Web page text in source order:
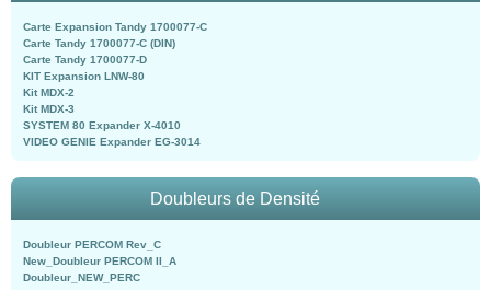
Carte Expansion Tandy 1700077-C
Carte Tandy 1700077-C (DIN)
Carte Tandy 1700077-D
KIT Expansion LNW-80
Kit MDX-2
Kit MDX-3
SYSTEM 80 Expander X-4010
VIDEO GENIE Expander EG-3014
Doubleurs de Densité
Doubleur PERCOM Rev_C
New_Doubleur PERCOM II_A
Doubleur_NEW_PERC